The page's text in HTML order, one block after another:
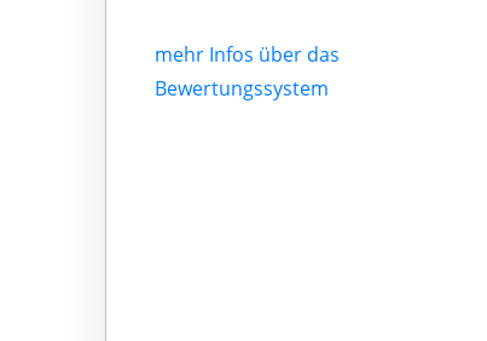
mehr Infos über das
Bewertungssystem